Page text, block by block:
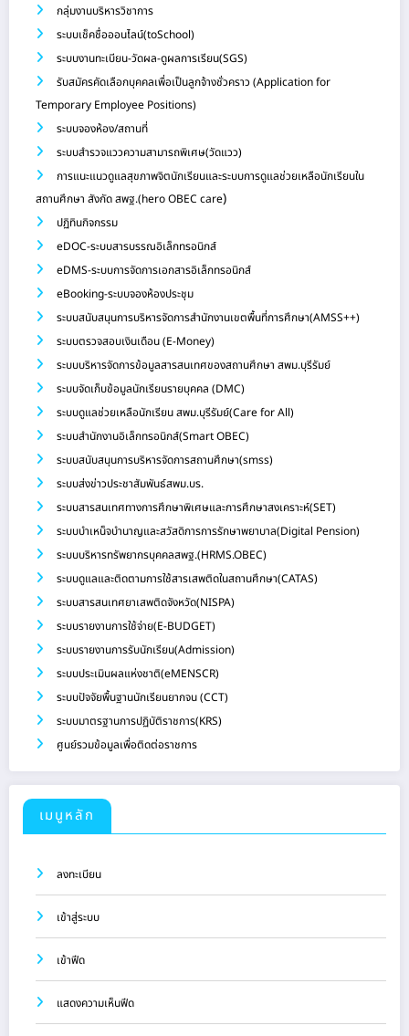
กลุ่มงานบริหารวิชาการ
ระบบเช็คชื่อออนไลน์(toSchool)
ระบบงานทะเบียน-วัดผล-ดูผลการเรียน(SGS)
รับสมัครคัดเลือกบุคคลเพื่อเป็นลูกจ้างชั่วคราว (Application for
Temporary Employee Positions)
ระบบจองห้อง/สถานที่
ระบบสำรวจแววความสามารถพิเศษ(วัดแวว)
การแนะแนวดูแลสุขภาพจิตนักเรียนและระบบการดูแลช่วยเหลือนักเรียนใน
สถานศึกษา สังกัด สพฐ.(hero OBEC care)
ปฏิทินกิจกรรม
eDOC-ระบบสารบรรณอิเล็กทรอนิกส์
eDMS-ระบบการจัดการเอกสารอิเล็กทรอนิกส์
eBooking-ระบบจองห้องประชุม
ระบบสนับสนุนการบริหารจัดการสำนักงานเขตพื้นที่การศึกษา(AMSS++)
ระบบตรวจสอบเงินเดือน (E-Money)
ระบบบริหารจัดการข้อมูลสารสนเทศของสถานศึกษา สพม.บุรีรัมย์
ระบบจัดเก็บข้อมูลนักเรียนรายบุคคล (DMC)
ระบบดูแลช่วยเหลือนักเรียน สพม.บุรีรัมย์(Care for All)
ระบบสำนักงานอิเล็กทรอนิกส์(Smart OBEC)
ระบบสนับสนุนการบริหารจัดการสถานศึกษา(smss)
ระบบส่งข่าวประชาสัมพันธ์สพม.บร.
ระบบสารสนเทศทางการศึกษาพิเศษและการศึกษาสงเคราะห์(SET)
ระบบบำเหน็จบำนาญและสวัสดิการการรักษาพยาบาล(Digital Pension)
ระบบบริหารทรัพยากรบุคคลสพฐ.(HRMS.OBEC)
ระบบดูแลและติดตามการใช้สารเสพติดในสถานศึกษา(CATAS)
ระบบสารสนเทศยาเสพติดจังหวัด(NISPA)
ระบบรายงานการใช้จ่าย(E-BUDGET)
ระบบรายงานการรับนักเรียน(Admission)
ระบบประเมินผลแห่งชาติ(eMENSCR)
ระบบปัจจัยพื้นฐานนักเรียนยากจน (CCT)
ระบบมาตรฐานการปฏิบัติราชการ(KRS)
ศูนย์รวมข้อมูลเพื่อติดต่อราชการ
เมนูหลัก
ลงทะเบียน
เข้าสู่ระบบ
เข้าฟีด
แสดงความเห็นฟีด